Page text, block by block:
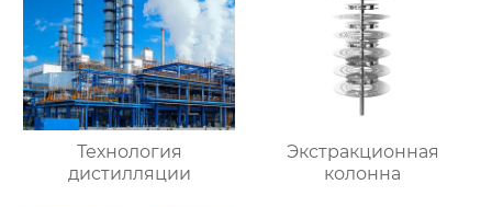
Технология
дистилляции
Экстракционная
колонна